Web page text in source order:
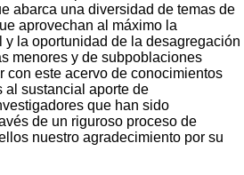
abarca una diversidad de temas de
aprovechan al máximo la
y la oportunidad de la desagregación
menores y de subpoblaciones
con este acervo de conocimientos
al sustancial aporte de
que han sido
de un riguroso proceso de
nuestro agradecimiento por su